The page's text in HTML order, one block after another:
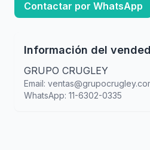
Contactar por WhatsApp
Información del
GRUPO CRUGLEY
Email:
WhatsApp: 11-6302-0335